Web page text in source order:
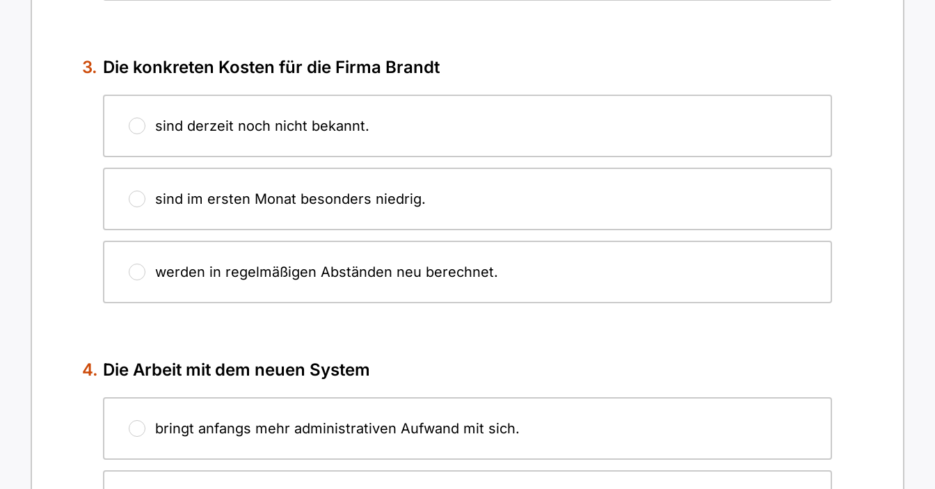
Die konkreten Kosten für die Firma Brandt
sind derzeit noch nicht bekannt.
sind im ersten Monat besonders niedrig.
werden in regelmäßigen Abständen neu berechnet.
Die Arbeit mit dem neuen System
bringt anfangs mehr administrativen Aufwand mit sich.